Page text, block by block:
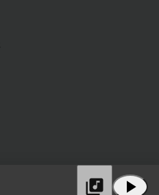
play_arrow
library_music